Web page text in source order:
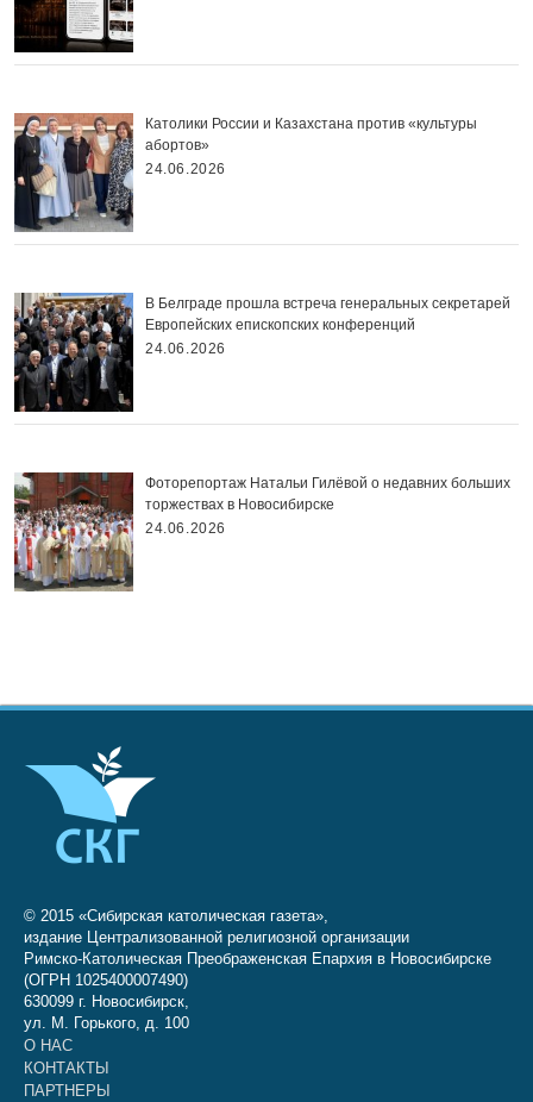
Католики России и Казахстана против «культуры
абортов»
24.06.2026
В Белграде прошла встреча генеральных секретарей
Европейских епископских конференций
24.06.2026
Фоторепортаж Натальи Гилёвой о недавних больших
торжествах в Новосибирске
24.06.2026
© 2015 «Сибирская католическая газета»,
издание Централизованной религиозной организации
Римско-Католическая Преображенская Епархия в Новосибирске
(ОГРН 1025400007490)
630099 г. Новосибирск,
ул. М. Горького, д. 100
О НАС
КОНТАКТЫ
ПАРТНЕРЫ